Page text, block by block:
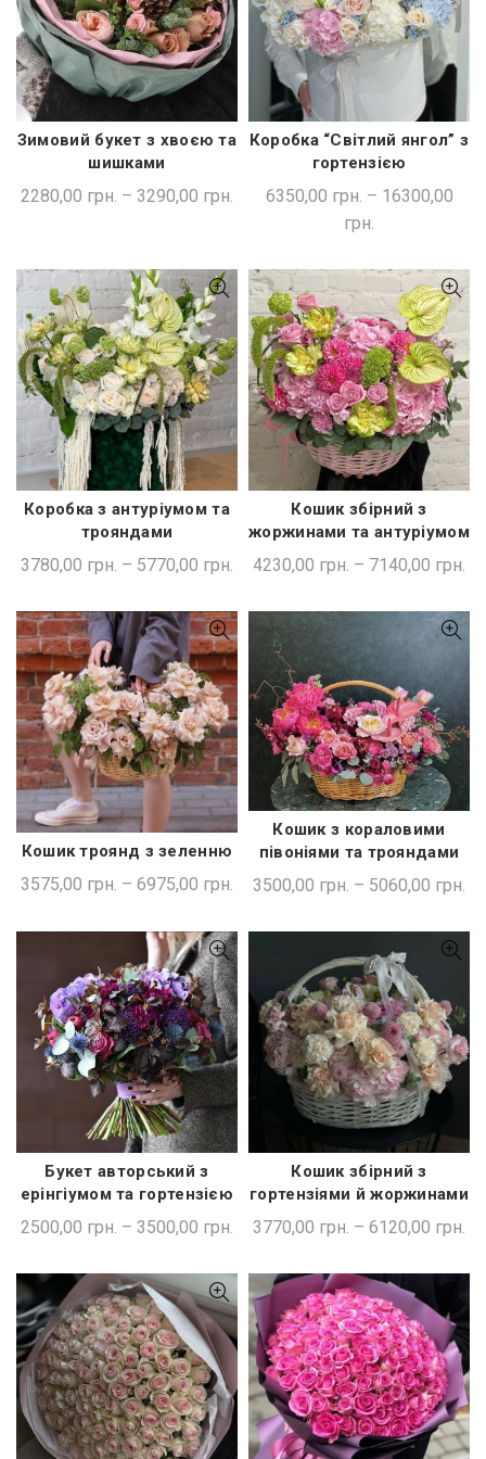
ШВИДКА ПОКУПКА
Зимовий букет з хвоєю та
шишками
2280,00 грн. – 3290,00 грн.
ШВИДКА ПОКУПКА
Коробка “Світлий янгол” з
гортензією
6350,00 грн. – 16300,00
грн.
ШВИДКА ПОКУПКА
Коробка з антуріумом та
трояндами
3780,00 грн. – 5770,00 грн.
ШВИДКА ПОКУПКА
Кошик збірний з
жоржинами та антуріумом
4230,00 грн. – 7140,00 грн.
ШВИДКА ПОКУПКА
Кошик троянд з зеленню
3575,00 грн. – 6975,00 грн.
ШВИДКА ПОКУПКА
Кошик з кораловими
півоніями та трояндами
3500,00 грн. – 5060,00 грн.
ШВИДКА ПОКУПКА
Букет авторський з
ерінгіумом та гортензією
2500,00 грн. – 3500,00 грн.
ШВИДКА ПОКУПКА
Кошик збірний з
гортензіями й жоржинами
3770,00 грн. – 6120,00 грн.